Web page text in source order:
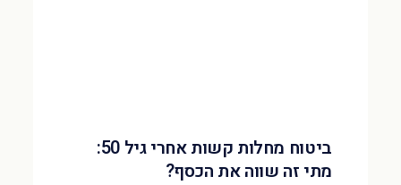
ביטוח מחלות קשות אחרי גיל 50:
מתי זה שווה את הכסף?